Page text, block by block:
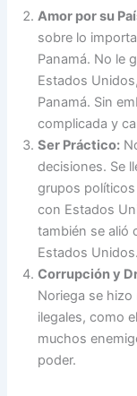
Amor por su
sobre lo
Panamá. No le
Estados
Panamá. Sin
complicada y
Ser Práctico:
decisiones. Se
grupos
con Estados
también se alió
Estados Unidos.
Corrupción y
Noriega se
ilegales, como
muchos
poder.